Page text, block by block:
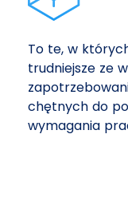
To te, w
trudniejsze ze
chętnych do
wymagania